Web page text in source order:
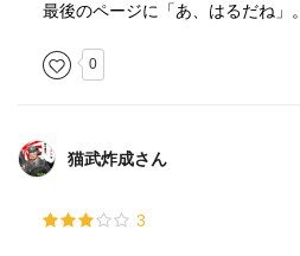
最後のページに「あ、はるだね」。
0
猫武炸成さん
3